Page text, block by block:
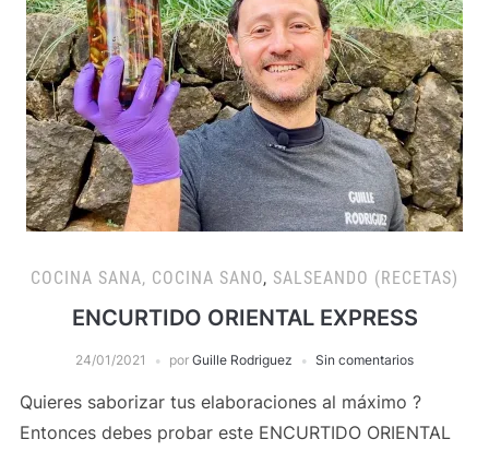
COCINA SANA, COCINA SANO, SALSEANDO (RECETAS)
ENCURTIDO ORIENTAL EXPRESS
24/01/2021 por Guille Rodriguez Sin comentarios
Quieres saborizar tus elaboraciones al máximo ?
Entonces debes probar este ENCURTIDO ORIENTAL